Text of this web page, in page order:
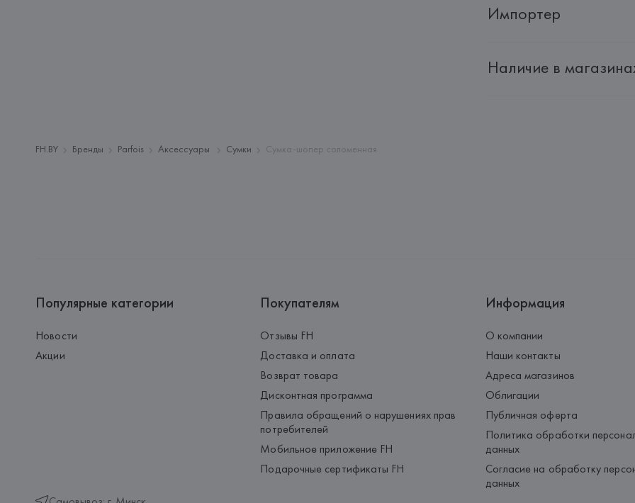
Импортер
Адрес: Республика
Наличие в
FH.BY Бренды Parfois Аксессуары Сумки Сумка-шопер соломенная
Популярные категории
Новости
Акции
Покупателям
Отзывы FH
Доставка и оплата
Возврат товара
Дисконтная программа
Правила обращений о нарушениях прав
потребителей
Мобильное приложение FH
Подарочные сертификаты FH
Информация
О компании
Наши контакты
Адреса магазинов
Облигации
Публичная оферта
Политика обработки
данных
Согласие на обработку
данных